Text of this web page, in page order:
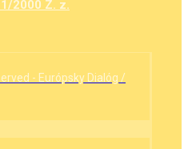
2000 Z. z.
- Európsky Dialóg /